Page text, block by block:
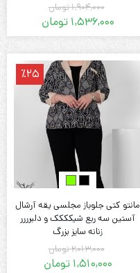
1,904,000تومان
قیمت
اصلی:
1,904,000 تومان
بود.
1,536,000 تومان
قیمت
فعلی:
1,536,000 تومان.
٪25
مانتو کتی جلوباز مجلسی یقه آرشال
آستین سه ربع شیکککک و دلبرررر
زنانه سایز بزرگ
2,013,000تومان
1,510,000 تومان